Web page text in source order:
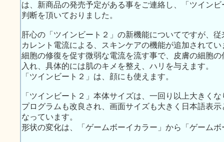
は、新商品の発売予定がある事をご連絡し、「ツイン
判断を頂いておりました。
肝心の「ツインビート２」の新機能についてですが、
カレント電流による、スキンケアの機能が追加されてい
細胞の修復を促す微弱な電流を流す事で、皮膚の細胞
入れ、具体的には肌のキメを整え、ハリを与えます。
「ツインビート２」は、顔にも使えます。
「ツインビート２」本体サイズは、一回り以上大きく
プログラムも改良され、画面サイズも大きく日本語表
なっています。
形状の変化は、「ゲームボーイカラー」から「ゲーム